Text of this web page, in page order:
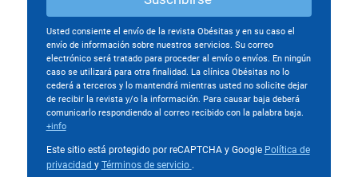
Usted consiente el envío de la revista Obésitas y en su caso el
envío de información sobre nuestros servicios. Su correo
electrónico será tratado para proceder al envío o envíos. En ningún
caso se utilizará para otra finalidad. La clínica Obésitas no lo
cederá a terceros y lo mantendrá mientras usted no solicite dejar
de recibir la revista y/o la información. Para causar baja deberá
comunicarlo respondiendo al correo recibido con la palabra baja.
+info
Este sitio está protegido por reCAPTCHA y Google Política de
privacidad y Términos de servicio .